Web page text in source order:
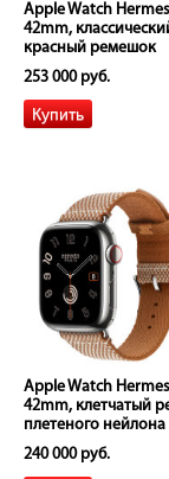
Apple Watch
42mm,
красный ремешок
253 000 руб.
Apple Watch
42mm, клетчатый
плетеного нейлона
белым
240 000 руб.